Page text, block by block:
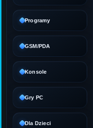
Programy
GSM/PDA
Konsole
Gry PC
Dla Dzieci